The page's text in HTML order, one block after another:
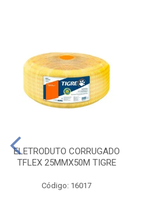
ELETRODUTO CORRUGADO
TFLEX 25MMX50M TIGRE
Código: 16017